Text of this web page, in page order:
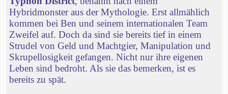
Hybridmonster aus der Mythologie. Erst allmählich
kommen bei Ben und seinem internationalen Team
Zweifel auf. Doch da sind sie bereits tief in einem
Strudel von Geld und Machtgier, Manipulation und
Skrupellosigkeit gefangen. Nicht nur ihre eigenen
Leben sind bedroht. Als sie das bemerken, ist es
bereits zu spät.